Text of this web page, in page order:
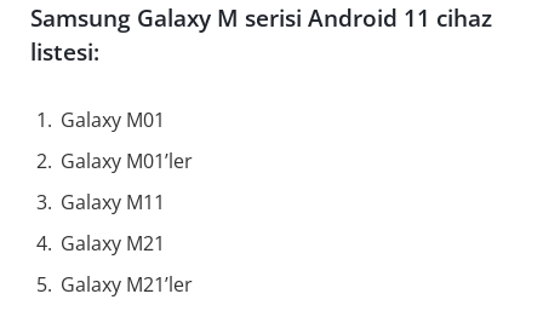
Samsung Galaxy M serisi Android 11 cihaz
listesi:
Galaxy M01
Galaxy M01’ler
Galaxy M11
Galaxy M21
Galaxy M21’ler